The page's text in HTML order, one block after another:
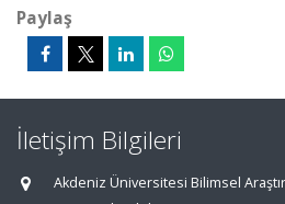
Paylaş
İletişim Bilgileri
Akdeniz Üniversitesi Bilimsel